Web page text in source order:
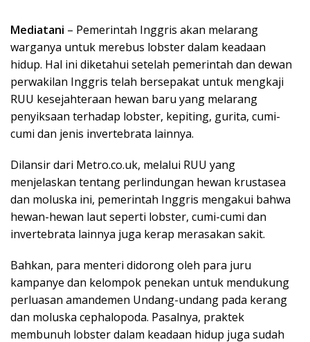
Mediatani – Pemerintah Inggris akan melarang
warganya untuk merebus lobster dalam keadaan
hidup. Hal ini diketahui setelah pemerintah dan dewan
perwakilan Inggris telah bersepakat untuk mengkaji
RUU kesejahteraan hewan baru yang melarang
penyiksaan terhadap lobster, kepiting, gurita, cumi-
cumi dan jenis invertebrata lainnya.
Dilansir dari Metro.co.uk, melalui RUU yang
menjelaskan tentang perlindungan hewan krustasea
dan moluska ini, pemerintah Inggris mengakui bahwa
hewan-hewan laut seperti lobster, cumi-cumi dan
invertebrata lainnya juga kerap merasakan sakit.
Bahkan, para menteri didorong oleh para juru
kampanye dan kelompok penekan untuk mendukung
perluasan amandemen Undang-undang pada kerang
dan moluska cephalopoda. Pasalnya, praktek
membunuh lobster dalam keadaan hidup juga sudah